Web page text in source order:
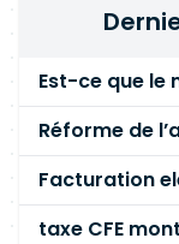
Réforme de
Facturation
taxe CFE